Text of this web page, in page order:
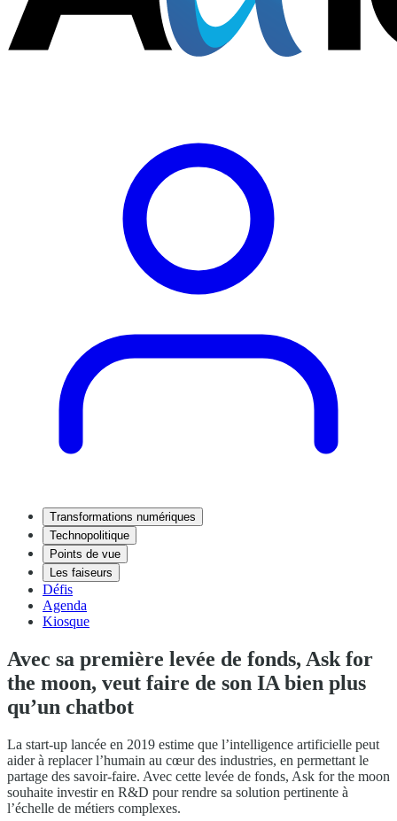
Transformations numériques
Technopolitique
Points de vue
Les faiseurs
Défis
Agenda
Kiosque
Avec sa première levée de fonds, Ask for
the moon, veut faire de son IA bien plus
qu’un chatbot
La start-up lancée en 2019 estime que l’intelligence artificielle peut
aider à replacer l’humain au cœur des industries, en permettant le
partage des savoir-faire. Avec cette levée de fonds, Ask for the moon
souhaite investir en R&D pour rendre sa solution pertinente à
l’échelle de métiers complexes.